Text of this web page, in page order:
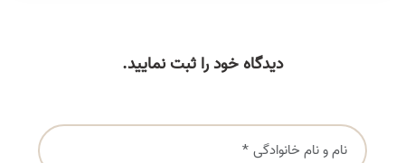
دیدگاه خود را ثبت نمایید.